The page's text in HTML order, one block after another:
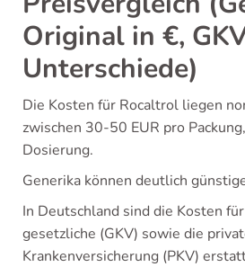
Original in €,
Unterschiede)
Die Kosten für Rocaltrol liegen
zwischen 30-50 EUR pro
Dosierung.
Generika können deutlich
In Deutschland sind die Kosten
gesetzliche (GKV) sowie die
Krankenversicherung (PKV)